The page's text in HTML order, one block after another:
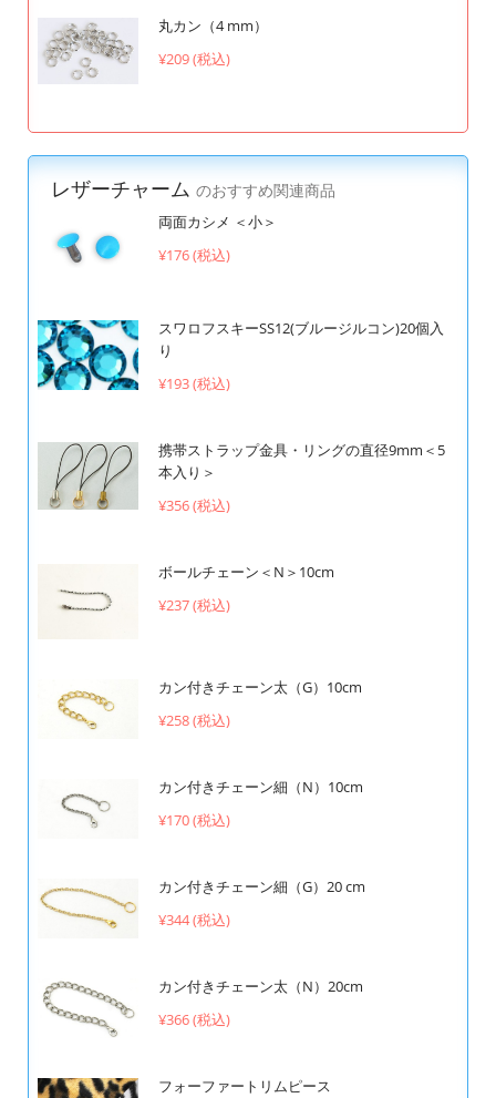
丸カン（4 mm）
¥209 (税込)
レザーチャーム のおすすめ関連商品
両面カシメ ＜小＞
¥176 (税込)
スワロフスキーSS12(ブルージルコン)20個入
り
¥193 (税込)
携帯ストラップ金具・リングの直径9mm＜5
本入り＞
¥356 (税込)
ボールチェーン＜N＞10cm
¥237 (税込)
カン付きチェーン太（G）10cm
¥258 (税込)
カン付きチェーン細（N）10cm
¥170 (税込)
カン付きチェーン細（G）20 cm
¥344 (税込)
カン付きチェーン太（N）20cm
¥366 (税込)
フォーファートリムピース